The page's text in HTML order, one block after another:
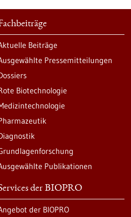
Beiträge
Pressemitteilungen
Biotechnologie
Publikationen
der BIOPRO
der BIOPRO